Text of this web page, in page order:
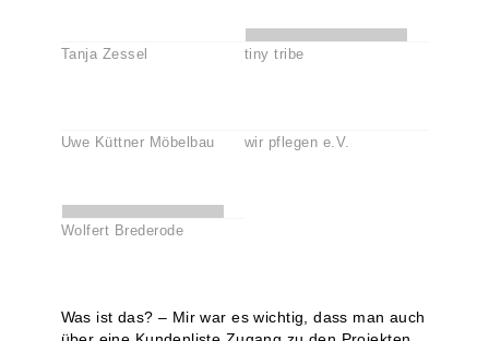
Tanja Zessel tiny tribe
Uwe Küttner Möbelbau wir pflegen e.V.
Wolfert Brederode
Was ist das? – Mir war es wichtig, dass man auch